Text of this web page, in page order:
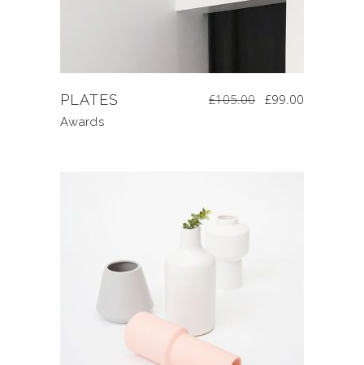
PLATES £105.00 £99.00
Awards